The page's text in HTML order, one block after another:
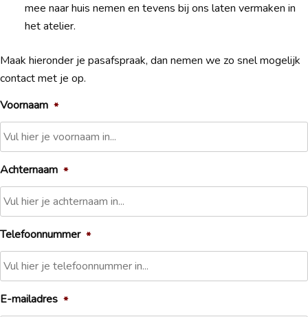
mee naar huis nemen en tevens bij ons laten vermaken in
het atelier.
Maak hieronder je pasafspraak, dan nemen we zo snel mogelijk
contact met je op.
Voornaam *
Achternaam *
Telefoonnummer *
E-mailadres *